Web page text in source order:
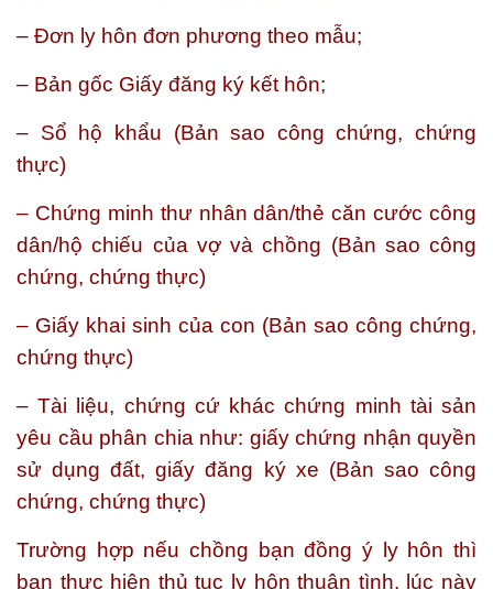
– Đơn ly hôn đơn phương theo mẫu;
– Bản gốc Giấy đăng ký kết hôn;
– Sổ hộ khẩu (Bản sao công chứng, chứng
thực)
– Chứng minh thư nhân dân/thẻ căn cước công
dân/hộ chiếu của vợ và chồng (Bản sao công
chứng, chứng thực)
– Giấy khai sinh của con (Bản sao công chứng,
chứng thực)
– Tài liệu, chứng cứ khác chứng minh tài sản
yêu cầu phân chia như: giấy chứng nhận quyền
sử dụng đất, giấy đăng ký xe (Bản sao công
chứng, chứng thực)
Trường hợp nếu chồng bạn đồng ý ly hôn thì
bạn thực hiện thủ tục ly hôn thuận tình, lúc này